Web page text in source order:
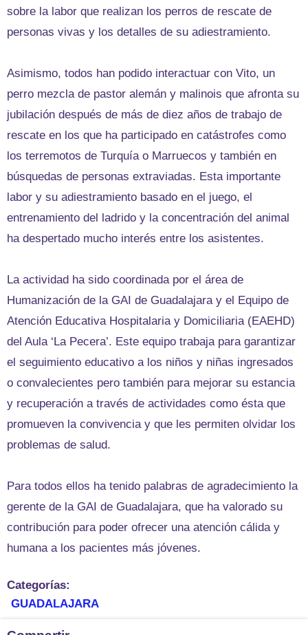
sobre la labor que realizan los perros de rescate de
personas vivas y los detalles de su adiestramiento.
Asimismo, todos han podido interactuar con Vito, un
perro mezcla de pastor alemán y malinois que afronta su
jubilación después de más de diez años de trabajo de
rescate en los que ha participado en catástrofes como
los terremotos de Turquía o Marruecos y también en
búsquedas de personas extraviadas. Esta importante
labor y su adiestramiento basado en el juego, el
entrenamiento del ladrido y la concentración del animal
ha despertado mucho interés entre los asistentes.
La actividad ha sido coordinada por el área de
Humanización de la GAI de Guadalajara y el Equipo de
Atención Educativa Hospitalaria y Domiciliaria (EAEHD)
del Aula ‘La Pecera’. Este equipo trabaja para garantizar
el seguimiento educativo a los niños y niñas ingresados
o convalecientes pero también para mejorar su estancia
y recuperación a través de actividades como ésta que
promueven la convivencia y que les permiten olvidar los
problemas de salud.
Para todos ellos ha tenido palabras de agradecimiento la
gerente de la GAI de Guadalajara, que ha valorado su
contribución para poder ofrecer una atención cálida y
humana a los pacientes más jóvenes.
Categorías:
GUADALAJARA